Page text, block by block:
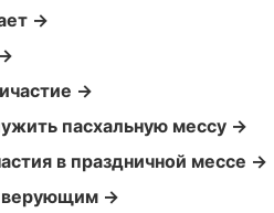
→
→
пасхальную мессу →
в праздничной мессе →
верующим →